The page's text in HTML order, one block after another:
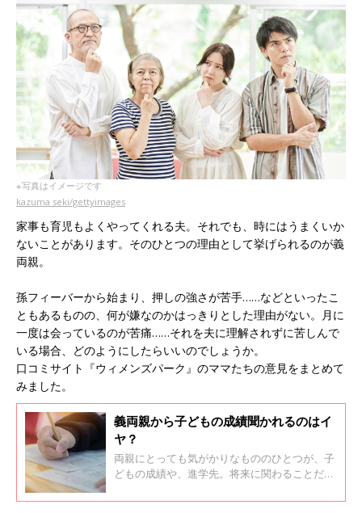
※写真はイメージです
kazuma seki/gettyimages
家事も育児もよくやってくれる夫。それでも、時にはうまくいか
ないことがあります。そのひとつの理由として挙げられるのが義
両親。
孫フィーバーから始まり、押しの強さが苦手……などといったこ
ともあるものの、何が嫌なのかはっきりとした理由がない。月に
一度は会っているのが苦痛……それを夫に理解されずに苦しんで
いる場合、どのようにしたらいいのでしょうか。
口コミサイト『ウィメンズパーク』のママたちの意見をまとめて
みました。
義両親から子どもの成績聞かれるのはイ
ヤ？
両親にとっても気がかりなもののひとつが、子
どもの成績や、進学先。将来に関わることだけ
す。でも、気になるのは義両親も一緒に？